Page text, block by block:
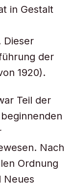
in Gestalt
Dieser
der
1920).
Teil der
Nach
Ordnung
Neues